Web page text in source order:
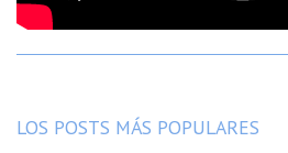
LOS POSTS MÁS POPULARES